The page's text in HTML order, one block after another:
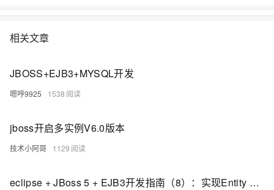
相关文章
JBOSS+EJB3+MYSQL开发
嗯哼9925 1538
jboss开启多实例V6.0版本
技术小阿哥 1129
eclipse + JBoss 5 + EJB3开发指南（8）：实现Entity Bean的一对多（one-to-many）映射